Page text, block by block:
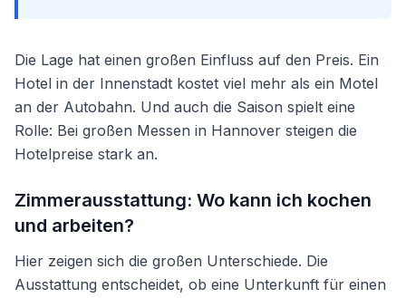
Die Lage hat einen großen Einfluss auf den Preis. Ein
Hotel in der Innenstadt kostet viel mehr als ein Motel
an der Autobahn. Und auch die Saison spielt eine
Rolle: Bei großen Messen in Hannover steigen die
Hotelpreise stark an.
Zimmerausstattung: Wo kann ich kochen
und arbeiten?
Hier zeigen sich die großen Unterschiede. Die
Ausstattung entscheidet, ob eine Unterkunft für einen